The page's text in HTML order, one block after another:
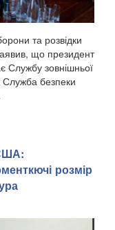
та розвідки
що президент
Службу зовнішньої
безпеки
розмір